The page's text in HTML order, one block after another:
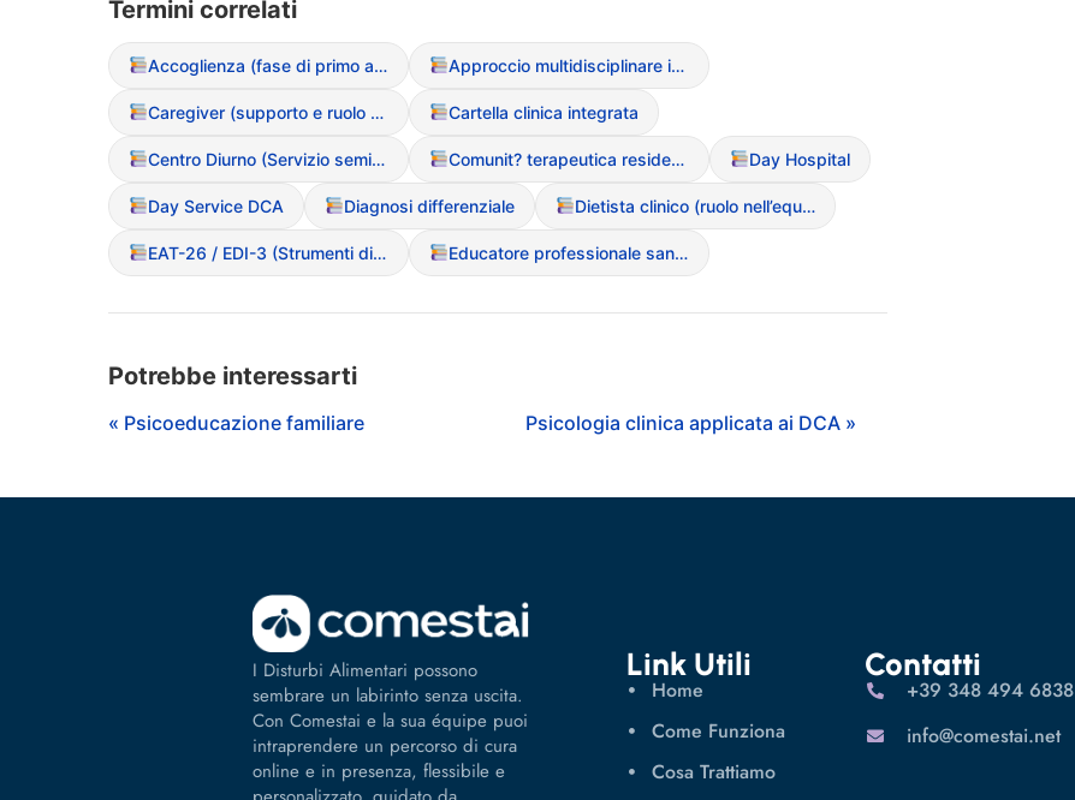
Termini correlati
Accoglienza (fase di primo ascolto) Approccio multidisciplinare integrato
Caregiver (supporto e ruolo nel DCA) Cartella clinica integrata
Centro Diurno (Servizio semiresidenziale) Comunit? terapeutica residenziale Day Hospital
Day Service DCA Diagnosi differenziale Dietista clinico (ruolo nell’equipe)
EAT-26 / EDI-3 (Strumenti di screening) Educatore professionale sanitario
Potrebbe interessarti
« Psicoeducazione familiare Psicologia clinica applicata ai DCA »
I Disturbi Alimentari possono
sembrare un labirinto senza uscita.
Con Comestai e la sua équipe puoi
intraprendere un percorso di cura
online e in presenza, flessibile e
Link Utili
Home
Come Funziona
Cosa Trattiamo
Contatti
‪+39 348 494 6838
info@comestai.net